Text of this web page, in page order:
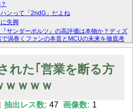
ンって「2ndG」だよね
失脚
サンダーボルツ』の高評価は本物か？ディズ
渦巻くファンの本音とMCUの未来を徹底考
で拾ったエロ画像貼ってくよ
れた｢営業を断る方
ｗｗｗ
抽出レス数: 47 画像数: 1